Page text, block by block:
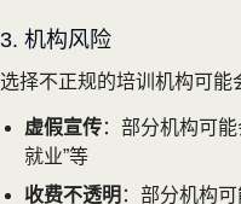
3. 机构风险
选择不正规的培训机构可能
虚假宣传：部分机构可
就业”等
收费不透明 ：部分机构